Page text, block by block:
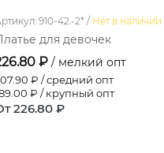
910-42.-2* / Нет в наличии
для девочек
₽ / мелкий опт
₽ / средний опт
₽ / крупный опт
226.80 ₽